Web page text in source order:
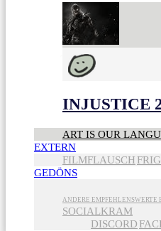
INJUSTICE
ART IS OUR
EXTERN
FILMFLAUSCH
GEDÖNS
ANDERE EMPFEHLENSWERTE
SOCIALKRAM
DISCORD